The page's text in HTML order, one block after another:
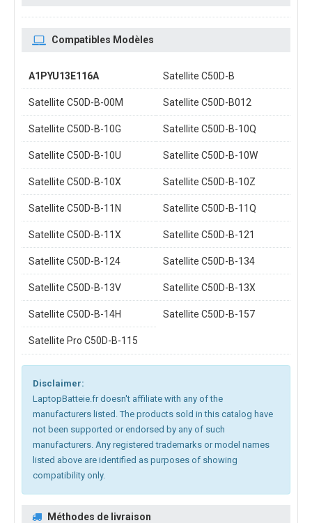
Compatibles Modèles
A1PYU13E116A Satellite C50D-B
Satellite C50D-B-00M Satellite C50D-B012
Satellite C50D-B-10G Satellite C50D-B-10Q
Satellite C50D-B-10U Satellite C50D-B-10W
Satellite C50D-B-10X Satellite C50D-B-10Z
Satellite C50D-B-11N Satellite C50D-B-11Q
Satellite C50D-B-11X Satellite C50D-B-121
Satellite C50D-B-124 Satellite C50D-B-134
Satellite C50D-B-13V Satellite C50D-B-13X
Satellite C50D-B-14H Satellite C50D-B-157
Satellite Pro C50D-B-115
Disclaimer:
LaptopBatteie.fr doesn't affiliate with any of the
manufacturers listed. The products sold in this catalog have
not been supported or endorsed by any of such
manufacturers. Any registered trademarks or model names
listed above are identified as purposes of showing
compatibility only.
Méthodes de livraison